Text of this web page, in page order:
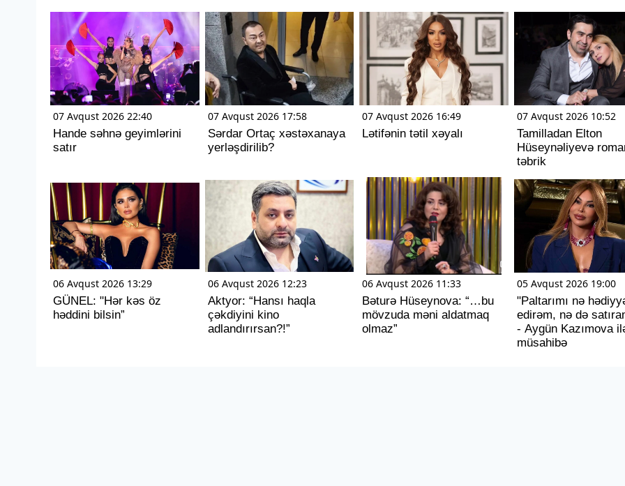
07 Avqust 2026 22:40
Hande səhnə geyimlərini
satır
07 Avqust 2026 17:58
Sərdar Ortaç xəstəxanaya
yerləşdirilib?
07 Avqust 2026 16:49
Lətifənin tətil xəyalı
07 Avqust 2026 10:52
Tamilladan Elton
Hüseynəliyevə
təbrik
06 Avqust 2026 13:29
GÜNEL: "Hər kəs öz
həddini bilsin”
06 Avqust 2026 12:23
Aktyor: “Hansı haqla
çəkdiyini kino
adlandırırsan?!”
06 Avqust 2026 11:33
Bəturə Hüseynova: “…bu
mövzuda məni aldatmaq
olmaz”
05 Avqust 2026 19:00
"Paltarımı nə
edirəm, nə də
- Aygün Kazımova
müsahibə